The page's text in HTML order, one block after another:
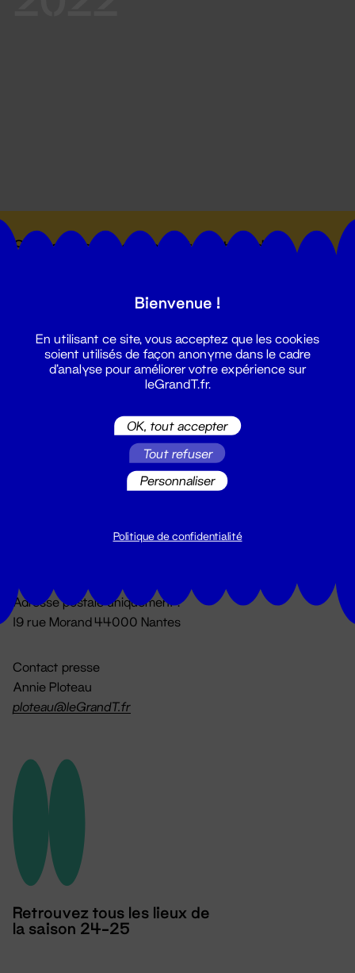
Suivez toutes les actualités du
Du lundi au vendredi 14h → 18h
Adresse postale uniquement :
19 rue Morand 44000 Nantes
Contact presse
Annie Ploteau
ploteau@leGrandT.fr
Retrouvez tous les lieux de
la saison 24-25
Bienvenue !
En utilisant ce site, vous acceptez que les cookies
soient utilisés de façon anonyme dans le cadre
d'analyse pour améliorer votre expérience sur
leGrandT.fr.
OK, tout accepter
Tout refuser
Personnaliser
Politique de confidentialité